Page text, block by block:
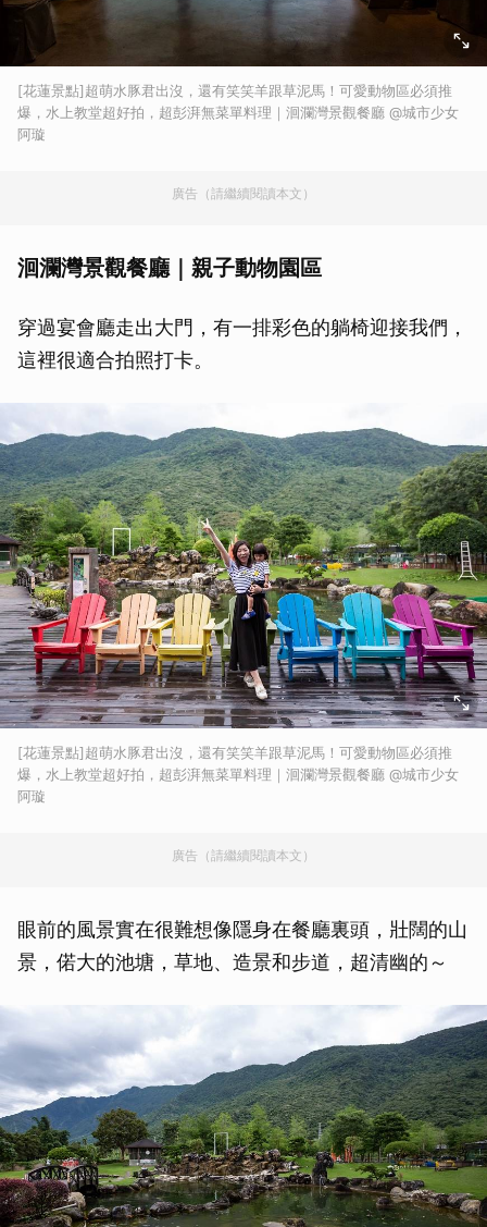
[花蓮景點]超萌水豚君出沒，還有笑笑羊跟草泥馬！可愛動物區必須推
爆，水上教堂超好拍，超彭湃無菜單料理｜洄瀾灣景觀餐廳 @城市少女
阿璇
廣告（請繼續閱讀本文）
洄瀾灣景觀餐廳｜親子動物園區
穿過宴會廳走出大門，有一排彩色的躺椅迎接我們，
這裡很適合拍照打卡。
[花蓮景點]超萌水豚君出沒，還有笑笑羊跟草泥馬！可愛動物區必須推
爆，水上教堂超好拍，超彭湃無菜單料理｜洄瀾灣景觀餐廳 @城市少女
阿璇
廣告（請繼續閱讀本文）
眼前的風景實在很難想像隱身在餐廳裏頭，壯闊的山
景，偌大的池塘，草地、造景和步道，超清幽的～